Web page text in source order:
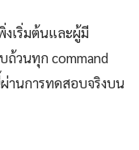
เริ่มต้นและผู้มี
ถ้วนทุก command
านการทดสอบจริงบน